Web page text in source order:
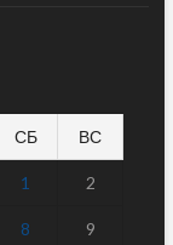
СБ ВС
1 2
8 9